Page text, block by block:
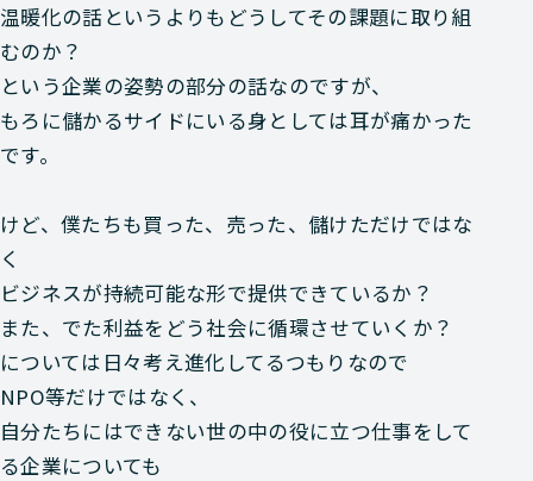
温暖化の話というよりもどうしてその課題に取り組
むのか？
という企業の姿勢の部分の話なのですが、
もろに儲かるサイドにいる身としては耳が痛かった
です。
けど、僕たちも買った、売った、儲けただけではな
く
ビジネスが持続可能な形で提供できているか？
また、でた利益をどう社会に循環させていくか？
については日々考え進化してるつもりなので
NPO等だけではなく、
自分たちにはできない世の中の役に立つ仕事をして
る企業についても